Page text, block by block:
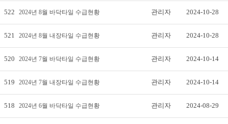
522 2024년 8월 바닥타일 수급현황 관리자 2024-10-28
521 2024년 8월 내장타일 수급현황 관리자 2024-10-28
520 2024년 7월 바닥타일 수급현황 관리자 2024-10-14
519 2024년 7월 내장타일 수급현황 관리자 2024-10-14
518 2024년 6월 바닥타일 수급현황 관리자 2024-08-29